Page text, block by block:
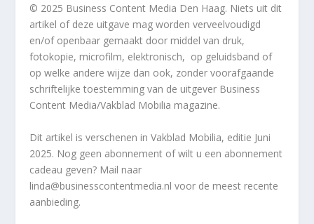
© 2025 Business Content Media Den Haag. Niets uit dit
artikel of deze uitgave mag worden verveelvoudigd
en/of openbaar gemaakt door middel van druk,
fotokopie, microfilm, elektronisch, op geluidsband of
op welke andere wijze dan ook, zonder voorafgaande
schriftelijke toestemming van de uitgever Business
Content Media/Vakblad Mobilia magazine.
Dit artikel is verschenen in Vakblad Mobilia, editie Juni
2025. Nog geen abonnement of wilt u een abonnement
cadeau geven? Mail naar
linda@businesscontentmedia.nl voor de meest recente
aanbieding.